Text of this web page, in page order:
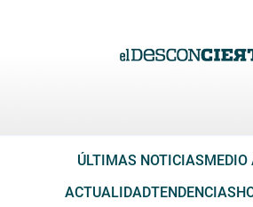
ÚLTIMAS NOTICIAS
ACTUALIDADTENDENCIAS